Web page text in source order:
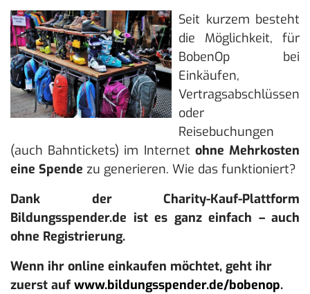
Seit kurzem besteht
die Möglichkeit, für
BobenOp bei
Einkäufen,
Vertragsabschlüssen
oder
Reisebuchungen
(auch Bahntickets) im Internet ohne Mehrkosten
eine Spende zu generieren. Wie das funktioniert?
Dank der Charity-Kauf-Plattform
Bildungsspender.de ist es ganz einfach – auch
ohne Registrierung.
Wenn ihr online einkaufen möchtet, geht ihr
zuerst auf www.bildungsspender.de/bobenop.